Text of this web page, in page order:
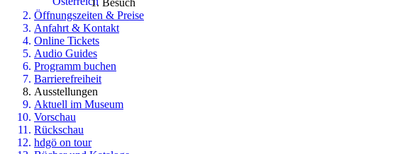
Besuch
Öffnungszeiten & Preise
Anfahrt & Kontakt
Online Tickets
Audio Guides
Programm buchen
Barrierefreiheit
Ausstellungen
Aktuell im Museum
Vorschau
Rückschau
hdgö on tour